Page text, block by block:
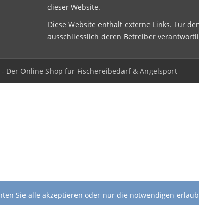
dieser Website.
Diese Website enthält externe Links. Für
ausschliesslich deren Betreiber
- Der Online Shop für Fischereibedarf & Angelsport
Sie alle akzeptieren oder nur die notwendigen